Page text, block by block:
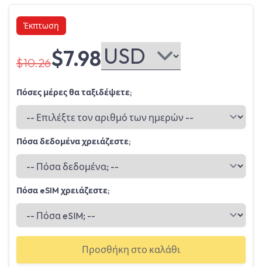
Έκπτωση
$10.26$7.98
Πόσες μέρες θα ταξιδέψετε;
Πόσα δεδομένα χρειάζεστε;
Πόσα eSIM χρειάζεστε;
Προσθήκη στο καλάθι